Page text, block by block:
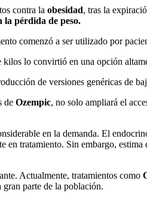
contra la obesidad, tras la
la pérdida de peso.
comenzó a ser utilizado por
lo convirtió en una opción
de versiones genéricas de
de Ozempic, no solo ampliará el
en la demanda. El
en tratamiento. Sin embargo, estima
Actualmente, tratamientos como
gran parte de la población.